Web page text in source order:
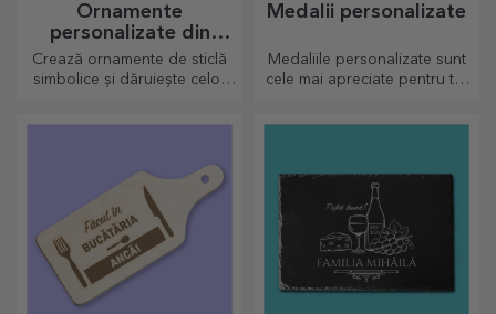
Ornamente
personalizate din
sticlă
Crează ornamente de sticlă
simbolice și dăruiește celor
Medalii personalizate
Medaliile personalizate sunt
cele mai apreciate pentru tot